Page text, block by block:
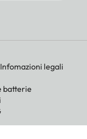
Infomazioni legali
batterie